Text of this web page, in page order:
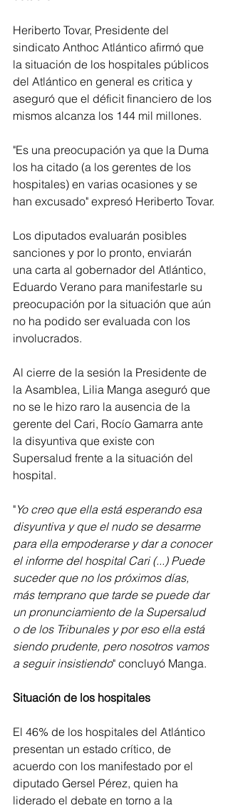
Heriberto Tovar, Presidente del
sindicato Anthoc Atlántico afirmó que
la situación de los hospitales públicos
del Atlántico en general es critica y
aseguró que el déficit financiero de los
mismos alcanza los 144 mil millones.
"Es una preocupación ya que la Duma
los ha citado (a los gerentes de los
hospitales) en varias ocasiones y se
han excusado" expresó Heriberto Tovar.
Los diputados evaluarán posibles
sanciones y por lo pronto, enviarán
una carta al gobernador del Atlántico,
Eduardo Verano para manifestarle su
preocupación por la situación que aún
no ha podido ser evaluada con los
involucrados.
Al cierre de la sesión la Presidente de
la Asamblea, Lilia Manga aseguró que
no se le hizo raro la ausencia de la
gerente del Cari, Rocío Gamarra ante
la disyuntiva que existe con
Supersalud frente a la situación del
hospital.
"Yo creo que ella está esperando esa
disyuntiva y que el nudo se desarme
para ella empoderarse y dar a conocer
el informe del hospital Cari (...) Puede
suceder que no los próximos días,
más temprano que tarde se puede dar
un pronunciamiento de la Supersalud
o de los Tribunales y por eso ella está
siendo prudente, pero nosotros vamos
a seguir insistiendo" concluyó Manga.
Situación de los hospitales
El 46% de los hospitales del Atlántico
presentan un estado crítico, de
acuerdo con los manifestado por el
diputado Gersel Pérez, quien ha
liderado el debate en torno a la